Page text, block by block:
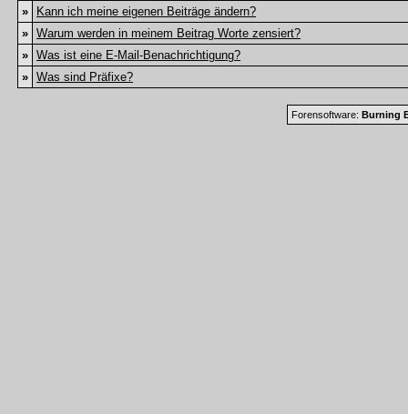
»
Kann ich meine eigenen Beiträge ändern?
» Warum werden in meinem Beitrag Worte zensiert?
» Was ist eine E-Mail-Benachrichtigung?
» Was sind Präfixe?
Forensoftware: Burning